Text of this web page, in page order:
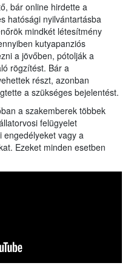
bár online hirdette a
hatósági nyilvántartásba
mindkét létesítmény
kutyapanziós
a jövőben, pótolják a
rögzítést. Bár a
részt, azonban
a szükséges bejelentést.
a szakemberek többek
felügyelet
engedélyeket vagy a
Ezeket minden esetben